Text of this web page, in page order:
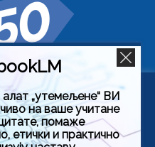
страници да бисмо вам
нашег сајта тако што
Кликом на
употребу СВИХ колачића.
„утемељене“ ВИ
на ваше учитане
помаже
етички и практично